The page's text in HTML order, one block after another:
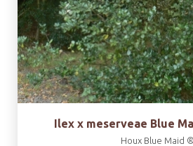
Ilex x meserveae Blue
Houx Blue Maid ®